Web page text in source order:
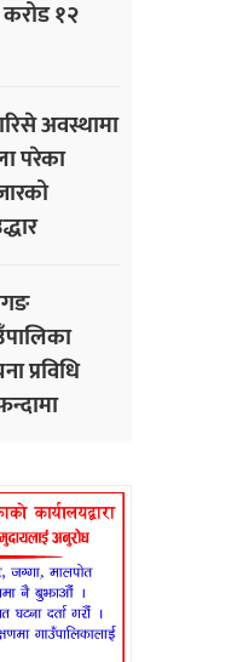
१२
अवस्थामा
परेका
प्रविधि